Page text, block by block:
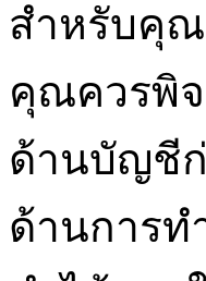
สำหรับคุ
คุณควรพิ
ด้านบัญชี
ด้านการ